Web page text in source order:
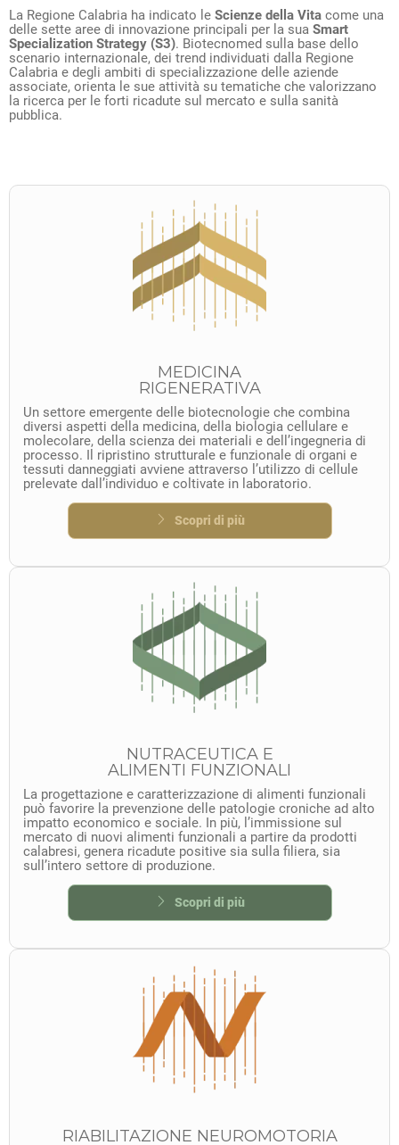
La Regione Calabria ha indicato le Scienze della Vita come una
delle sette aree di innovazione principali per la sua Smart
Specialization Strategy (S3). Biotecnomed sulla base dello
scenario internazionale, dei trend individuati dalla Regione
Calabria e degli ambiti di specializzazione delle aziende
associate, orienta le sue attività su tematiche che valorizzano
la ricerca per le forti ricadute sul mercato e sulla sanità
pubblica.
MEDICINA
RIGENERATIVA
Un settore emergente delle biotecnologie che combina
diversi aspetti della medicina, della biologia cellulare e
molecolare, della scienza dei materiali e dell’ingegneria di
processo. Il ripristino strutturale e funzionale di organi e
tessuti danneggiati avviene attraverso l’utilizzo di cellule
prelevate dall’individuo e coltivate in laboratorio.
Scopri di più
NUTRACEUTICA E
ALIMENTI FUNZIONALI
La progettazione e caratterizzazione di alimenti funzionali
può favorire la prevenzione delle patologie croniche ad alto
impatto economico e sociale. In più, l’immissione sul
mercato di nuovi alimenti funzionali a partire da prodotti
calabresi, genera ricadute positive sia sulla filiera, sia
sull’intero settore di produzione.
Scopri di più
RIABILITAZIONE NEUROMOTORIA